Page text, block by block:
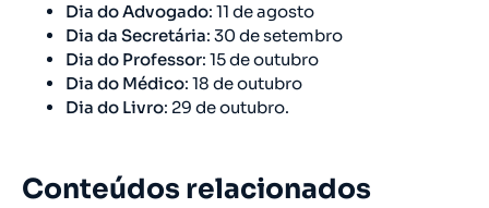
Dia do Advogado: 11 de agosto
Dia da Secretária: 30 de setembro
Dia do Professor: 15 de outubro
Dia do Médico: 18 de outubro
Dia do Livro: 29 de outubro.
Conteúdos relacionados